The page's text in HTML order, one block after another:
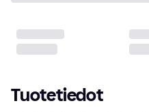
Tuotetiedot